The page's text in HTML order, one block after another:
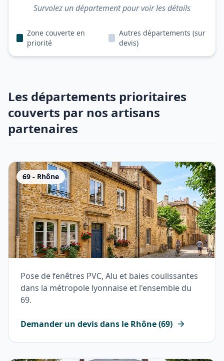
Survolez un département pour voir les détails
Zone couverte en
priorité
Autres départements (sur
devis)
Les départements prioritaires
couverts par nos artisans
partenaires
69 - Rhône
Pose de fenêtres PVC, Alu et baies coulissantes
dans la métropole lyonnaise et l'ensemble du
69.
Demander un devis dans le Rhône(69)